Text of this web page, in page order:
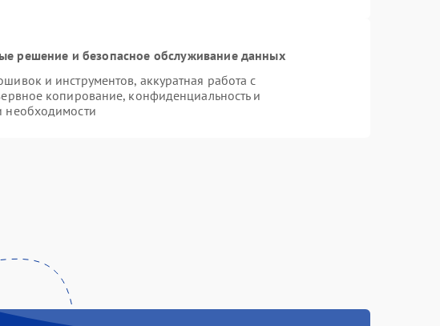
решение и безопасное обслуживание данных
и инструментов, аккуратная работа с
копирование, конфиденциальность и
необходимости